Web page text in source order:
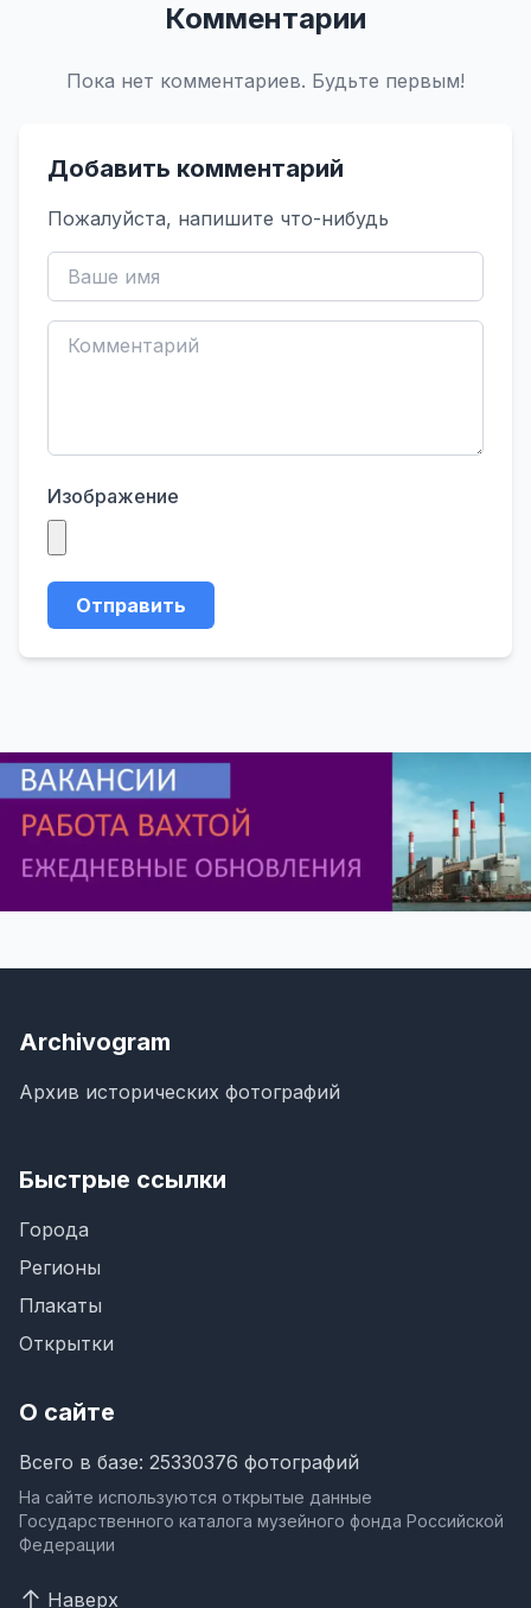
Комментарии
Пока нет комментариев. Будьте первым!
Добавить комментарий
Пожалуйста, напишите что-нибудь
Изображение
Отправить
Archivogram
Архив исторических фотографий
Быстрые ссылки
Города
Регионы
Плакаты
Открытки
О сайте
Всего в базе: 25330376 фотографий
На сайте используются открытые данные
Государственного каталога музейного фонда Российской
Федерации
Наверх